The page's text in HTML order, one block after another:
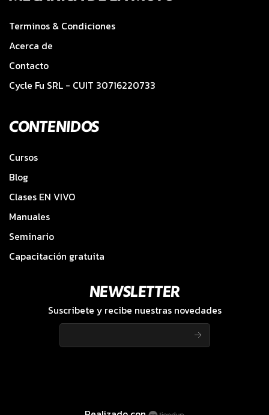
Terminos & Condiciones
Acerca de
Contacto
Cycle Fu SRL - CUIT 30716220733
CONTENIDOS
Cursos
Blog
Clases EN VIVO
Manuales
Seminario
Capacitación gratuita
NEWSLETTER
Suscribete y recibe nuestras novedades